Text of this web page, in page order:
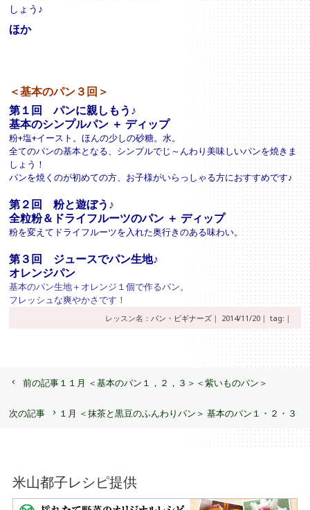
しょう♪
ほか
＜基本のパン３回＞
第１回パンに親しもう♪
基本のシンプルパン ＋ ディップ
粉+塩+イースト。ほんの少しの砂糖。水。
全てのパンの基本となる、シンプルでじ～んわり美味しいパンを焼きま
しょう！
パンを焼くのが初めての方、お子様がいらっしゃる方におすすめです♪
第２回 粉と遊ぼう♪
全粒粉＆ドライフルーツのパン ＋ ディップ
粉を変えてドライフルーツを入れた奥行きのある味わい。
第３回 ジュースでパン生地♪
オレンジパン
基本のパン生地＋オレンジ１個で作るパン。
フレッシュな爽やかさです！
レッスン名： パン・ビギナーズ ｜ 2014/11/20｜ tag:｜
前の記事１１月 ＜基本のパン１，２，３＞＜紫いものパン＞
次の記事 １月 ＜抹茶と黒豆のふんわりパン＞ 基本のパン１・２・３
米山都子レシピ提供